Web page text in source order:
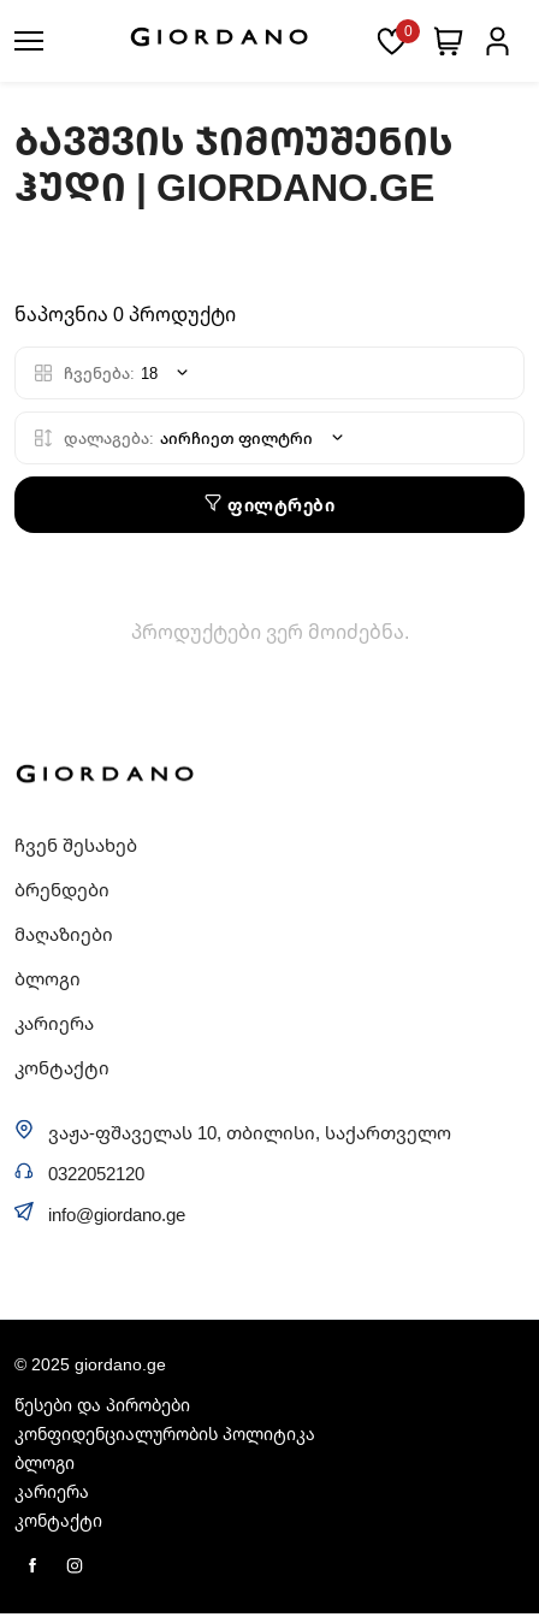
0
ᲑᲐᲕᲨᲕᲘᲡ ᲯᲘᲛᲝᲣᲨᲔᲜᲘᲡ
ᲰᲣᲓᲘ | GIORDANO.GE
ნაპოვნია 0 პროდუქტი
ჩვენება: 18
დალაგება: აირჩიეთ ფილტრი
ფილტრები
პროდუქტები ვერ მოიძებნა.
ჩვენ შესახებ
ბრენდები
მაღაზიები
ბლოგი
კარიერა
კონტაქტი
ვაჟა-ფშაველას 10, თბილისი, საქართველო
0322052120
info@giordano.ge
© 2025 giordano.ge
წესები და პირობები
კონფიდენციალურობის პოლიტიკა
ბლოგი
კარიერა
კონტაქტი